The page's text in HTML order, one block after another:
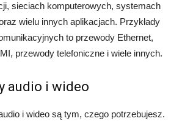
sieciach komputerowych, systemach
wielu innych aplikacjach. Przykłady
to przewody Ethernet,
przewody telefoniczne i wiele innych.
audio i wideo
i wideo są tym, czego potrzebujesz.